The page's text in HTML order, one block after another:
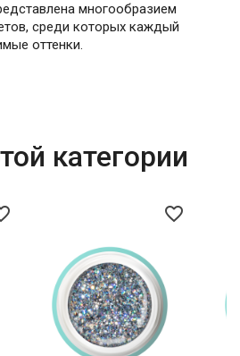
многообразием
среди которых каждый
оттенки.
категории
favorite_border